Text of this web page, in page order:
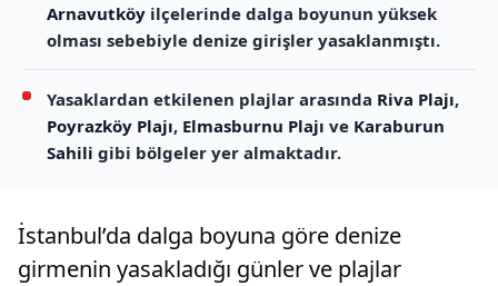
Arnavutköy ilçelerinde dalga boyunun yüksek
olması sebebiyle denize girişler yasaklanmıştı.
Yasaklardan etkilenen plajlar arasında Riva Plajı,
Poyrazköy Plajı, Elmasburnu Plajı ve Karaburun
Sahili gibi bölgeler yer almaktadır.
İstanbul’da dalga boyuna göre denize
girmenin yasakladığı günler ve plajlar